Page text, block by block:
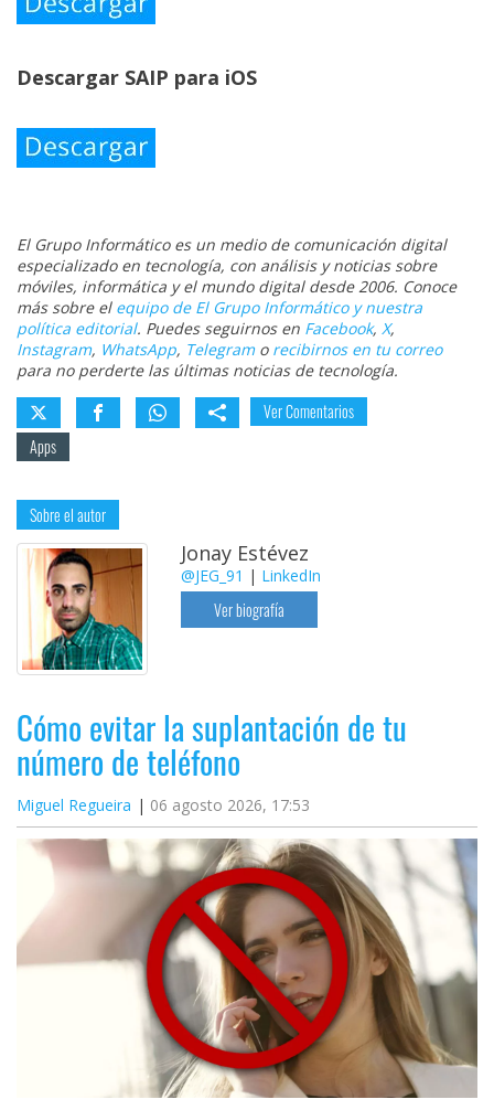
Descargar SAIP para iOS
El Grupo Informático es un medio de comunicación digital
especializado en tecnología, con análisis y noticias sobre
móviles, informática y el mundo digital desde 2006. Conoce
más sobre el equipo de El Grupo Informático y nuestra
política editorial. Puedes seguirnos en Facebook, X,
Instagram, WhatsApp, Telegramo recibirnos en tu correo
para no perderte las últimas noticias de tecnología.
Ver Comentarios
Apps
Sobre el autor
Jonay Estévez
@JEG_91 | LinkedIn
Ver biografía
Cómo evitar la suplantación de tu
número de teléfono
Miguel Regueira 06 agosto 2026, 17:53